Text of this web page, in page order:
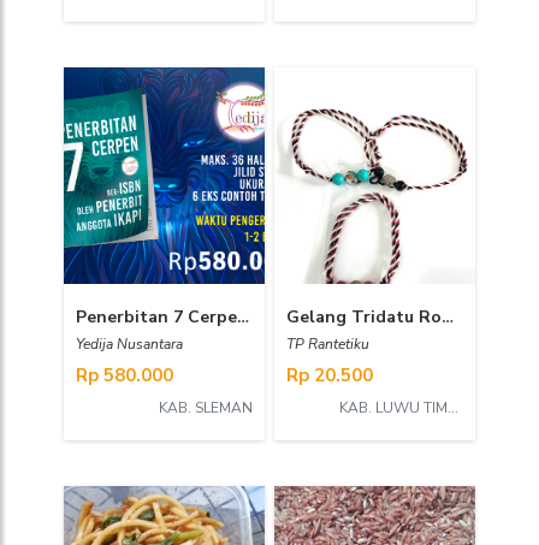
Penerbitan 7 Cerpen Ber-ISBN oleh Penerbit Anggota IKAPI
Yedija Nusantara
Rp 580.000
KAB. SLEMAN
Gelang Tridatu Rohani
TP Rantetiku
Rp 20.500
KAB. LUWU TIMUR